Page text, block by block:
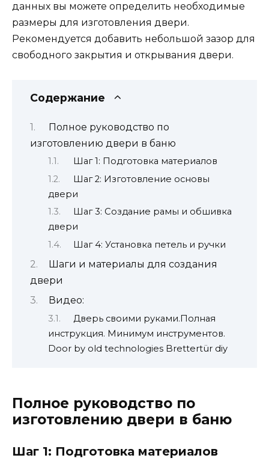
данных вы можете определить необходимые
размеры для изготовления двери.
Рекомендуется добавить небольшой зазор для
свободного закрытия и открывания двери.
Содержание
Полное руководство по
изготовлению двери в баню
Шаг 1: Подготовка материалов
Шаг 2: Изготовление основы
двери
Шаг 3: Создание рамы и обшивка
двери
Шаг 4: Установка петель и ручки
Шаги и материалы для создания
двери
Видео:
Дверь своими руками.Полная
инструкция. Минимум инструментов.
Door by old technologies Brettertür diy
Полное руководство по
изготовлению двери в баню
Шаг 1: Подготовка материалов